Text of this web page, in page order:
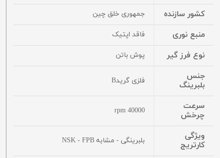
کشور سازنده جمهوری خلق چین
منبع نوری فاقد اپتیک
نوع فرز گیر پوش باتن
جنس
بلبرینگ
فلزی گریدB
سرعت
چرخش
40000 rpm
ویژگی
کارتریج
بلبرینگی - مشابه NSK - FPB